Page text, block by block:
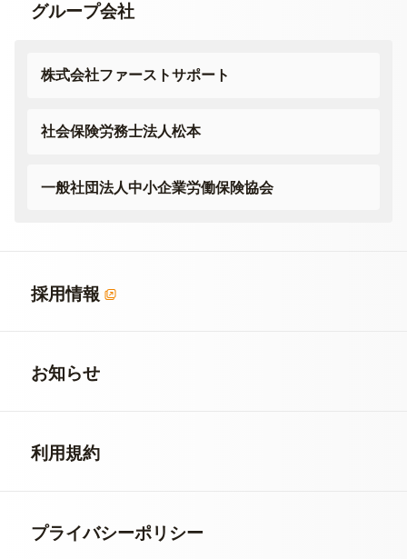
グループ会社
株式会社ファーストサポート
社会保険労務士法人松本
一般社団法人中小企業労働保険協会
採用情報
お知らせ
利用規約
プライバシーポリシー